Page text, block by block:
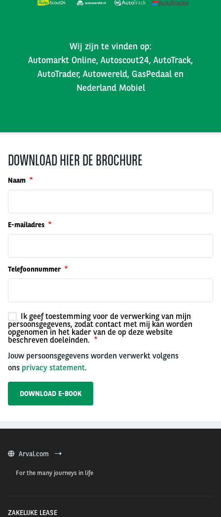
Wij zijn te vinden op:
Automarkt Online, Autoscout24, AutoTrack,
AutoTrader, Autowereld, GasPedaal en
Nederland Mobiel
DOWNLOAD HIER DE BROCHURE
Naam
E-mailadres
Telefoonnummer
Ik geef toestemming voor de verwerking van mijn
persoonsgegevens, zodat contact met mij kan worden
opgenomen in het kader van de op deze website
beschreven doeleinden.
Jouw persoonsgegevens worden verwerkt volgens
ons privacy statement.
Arval.com
For the many journeys in life
ZAKELIJKE LEASE